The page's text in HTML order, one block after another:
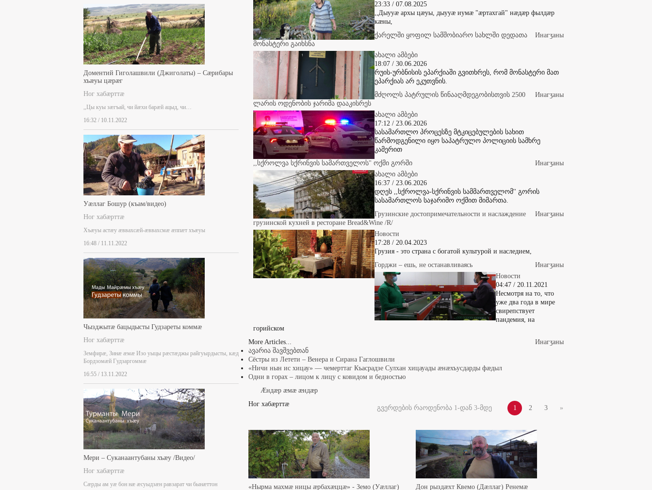
Доментий Гиголашвили (Джиголаты) – Сæрибары
хъæуы цæрæг
Ног хабæрттæ
,,Цы куы зæгъай, чи йæхи барæй ацыд, чи…
16:32 / 10.11.2022
Уæллаг Бошур (къам/видео)
Ног хабæрттæ
Хъæуы астæу æввахсæй-æввахсмæ æппæт хъæуы
16:48 / 11.11.2022
Чызджытæ бацыдысты Гудзареты коммæ
Ног хабæрттæ
Земфирæ, Зинæ æмæ Изо уыцы рæстæджы райгуырдысты, кæд
Бордзомæй Гудзаргоммæ
16:55 / 13.11.2022
Мери – Суканаантубаны хъæу /Видео/
Ног хабæрттæ
Сæрды ам уæ бон нæ æсуыдзæн равзарат чи бынæттон
23:33 / 07.08.2025
,,Дыууæ архы цæуы, дыууæ иумæ "æртахгай" нæдæр фылдæр
кæны,
Инaгӡaны
ქარელში ყოფილ სამშობიარო სახლში დედათა
მონასტერი გაიხსნა
ახალი ამბები
18:07 / 30.06.2026
რუის-ურბნისის ეპარქიაში გვითხრეს, რომ მონასტერი მათ
ეპარქიას არ ეკუთვნის.
Инaгӡaны
მძღოლს პატრულის წინააღმდეგობისთვის 2500
ლარის ოდენობის ჯარიმა დააკისრეს
ახალი ამბები
17:12 / 23.06.2026
სასამართლო პროცესზე მტკიცებულების სახით
წარმოდგენილი იყო საპატრულო პოლიციის სამხრე
კამერით
Инaгӡaны
,,სქროლვა სქრინვის სამართველოს" ოქმი გორში
ახალი ამბები
16:37 / 23.06.2026
დღეს ,,სქროლვა-სქრინვის სამმართველომ'' გორის
სასამართლოს საჯარიმო ოქმით მიმართა.
Инaгӡaны
Грузинские достопримечательности и наслаждение
грузинской кухней в ресторане Bread&Wine /R/
Новости
17:28 / 20.04.2023
Грузия - это страна с богатой культурой и наследием,
Инaгӡaны
Горджи – ешь, не останавливаясь
Новости
04:47 / 20.11.2021
Несмотря на то, что
уже два года в мире
свирепствует
пандемия, на
горийском
Инaгӡaны
More Articles...
ავარია შავშვებთან
Сёстры из Летети – Венера и Сирана Гаглошвили
«Ничи нын ис хицау» — чемерттаг Къасрадзе Сулхан хицауады æнæхъусдарды фæдыл
Одни в горах – лицом к лицу с ковидом и бедностью
1 2 3 »
გვერდების რაოდენობა 1-დან 3-მდე
Æндæр æмæ æндæр
Ног хабæрттæ
«Нырма махмæ ницы æрбахæццæ» - Земо (Уæллаг)
Дон рыздæхт Квемо (Дæллаг) Ренемæ